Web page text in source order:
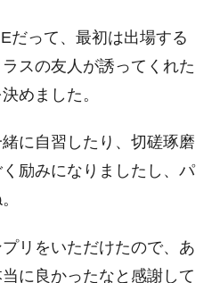
だって、最初は出場する
スの友人が誘ってくれた
めました。
に自習したり、切磋琢磨
励みになりましたし、パ
リをいただけたので、あ
に良かったなと感謝して